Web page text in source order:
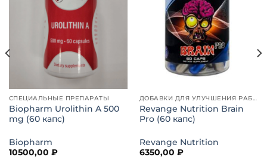
СПЕЦИАЛЬНЫЕ ПРЕПАРАТЫ
Biopharm Urolithin A 500
mg (60 капс)
Biopharm
10500,00 ₽
ДОБАВКИ ДЛЯ УЛУЧШЕНИЯ РАБОТЫ МОЗГА
Revange Nutrition Brain
Pro (60 капс)
Revange Nutrition
6350,00 ₽